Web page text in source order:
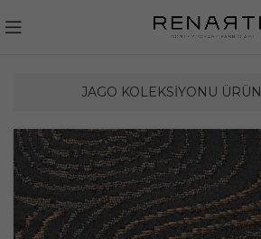
JAGO KOLEKSIYONU ÜRÜN